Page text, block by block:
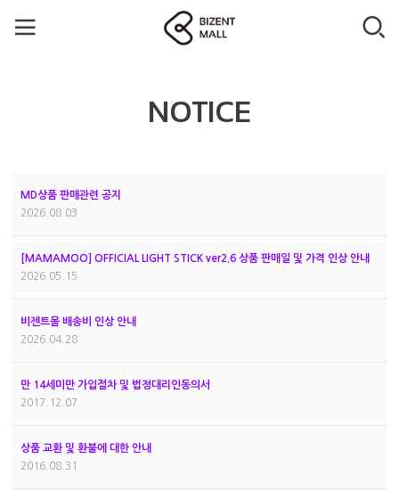
NOTICE
MD상품 판매관련 공지
2026.08.03
[MAMAMOO] OFFICIAL LIGHT STICK ver2.6 상품 판매일 및 가격 인상 안내
2026.05.15
비젠트몰 배송비 인상 안내
2026.04.28
만 14세미만 가입절차 및 법정대리인동의서
2017.12.07
상품 교환 및 환불에 대한 안내
2016.08.31